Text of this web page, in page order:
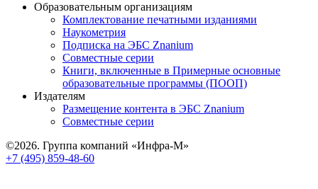
Образовательным организациям
Комплектование печатными изданиями
Наукометрия
Подписка на ЭБС Znanium
Совместные серии
Книги, включенные в Примерные основные
образовательные программы (ПООП)
Издателям
Размещение контента в ЭБС Znanium
Совместные серии
©2026. Группа компаний «Инфра-М»
+7 (495) 859-48-60